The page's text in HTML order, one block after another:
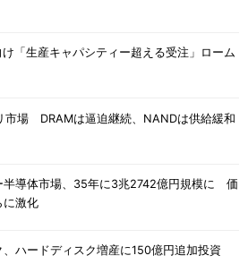
「生産キャパシティー超える受注」ローム
市場 DRAMは逼迫継続、NANDは供給緩和
半導体市場、35年に3兆2742億円規模に 価
に激化
、ハードディスク増産に150億円追加投資